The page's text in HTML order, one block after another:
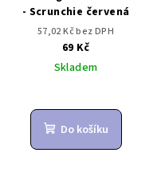
- Scrunchie červená
57,02 Kč bez DPH
69 Kč
Skladem
Do košíku